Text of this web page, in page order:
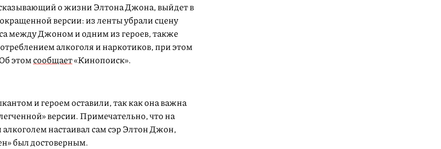
о жизни Элтона Джона, выйдет в
версии: из ленты убрали сцену
между Джоном и одним из героев, также
алкоголя и наркотиков, при этом
этомсообщает«Кинопоиск».
и героем оставили, так как она важна
версии. Примечательно, что на
настаивал сам сэр Элтон Джон,
был достоверным.